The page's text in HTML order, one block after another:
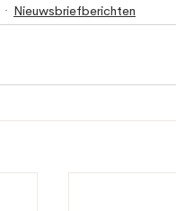
Nieuwsbriefberichten